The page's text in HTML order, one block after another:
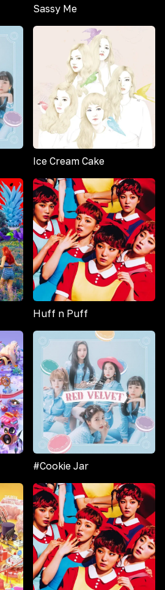
Sassy Me
Ice Cream Cake
Huff n Puff
#Cookie Jar